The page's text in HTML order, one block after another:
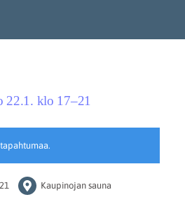
22.1. klo 17–21
21 Kaupinojan sauna